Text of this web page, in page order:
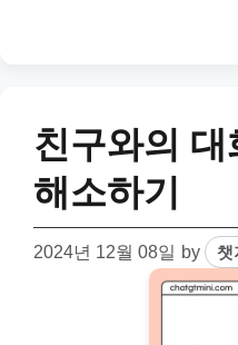
친구와의
해소하기
2024년 12월 08일 by 챗